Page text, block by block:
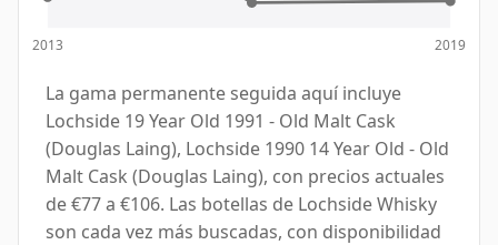
2013 2019
La gama permanente seguida aquí incluye
Lochside 19 Year Old 1991 - Old Malt Cask
(Douglas Laing), Lochside 1990 14 Year Old - Old
Malt Cask (Douglas Laing), con precios actuales
de €77 a €106. Las botellas de Lochside Whisky
son cada vez más buscadas, con disponibilidad